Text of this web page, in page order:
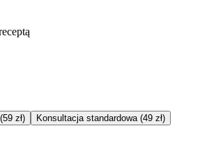
zł)
Konsultacja standardowa (49 zł)